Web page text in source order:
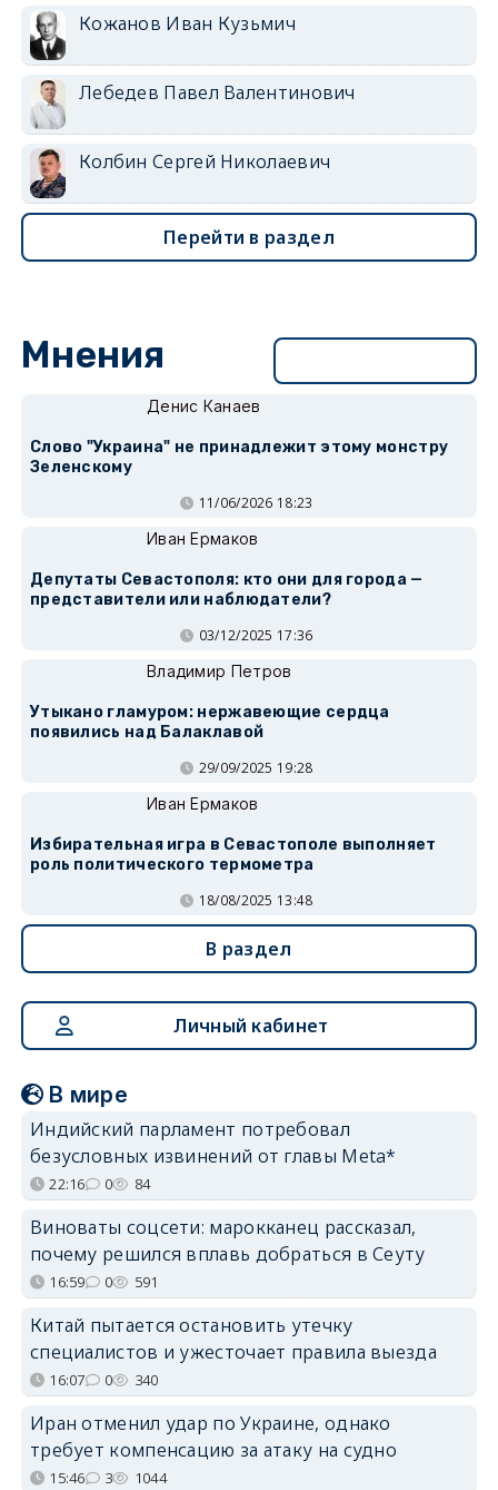
Кожанов Иван Кузьмич
Лебедев Павел Валентинович
Колбин Сергей Николаевич
Перейти в раздел
Мнения
Денис Канаев
Слово "Украина" не принадлежит этому монстру
Зеленскому
11/06/2026 18:23
Иван Ермаков
Депутаты Севастополя: кто они для города —
представители или наблюдатели?
03/12/2025 17:36
Владимир Петров
Утыкано гламуром: нержавеющие сердца
появились над Балаклавой
29/09/2025 19:28
Иван Ермаков
Избирательная игра в Севастополе выполняет
роль политического термометра
18/08/2025 13:48
В раздел
Личный кабинет
В мире
Индийский парламент потребовал
безусловных извинений от главы Meta*
22:16 0 84
Виноваты соцсети: марокканец рассказал,
почему решился вплавь добраться в Сеуту
16:59 0 591
Китай пытается остановить утечку
специалистов и ужесточает правила выезда
16:07 0 340
Иран отменил удар по Украине, однако
требует компенсацию за атаку на судно
15:46 3 1044